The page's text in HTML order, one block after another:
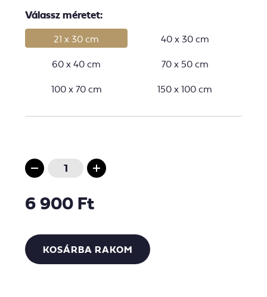
Válassz méretet:
21 x 30 cm
40 x 30 cm
60 x 40 cm
70 x 50 cm
100 x 70 cm
150 x 100 cm
6 900 Ft
KOSÁRBA RAKOM